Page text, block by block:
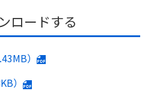
ロードする
）
）